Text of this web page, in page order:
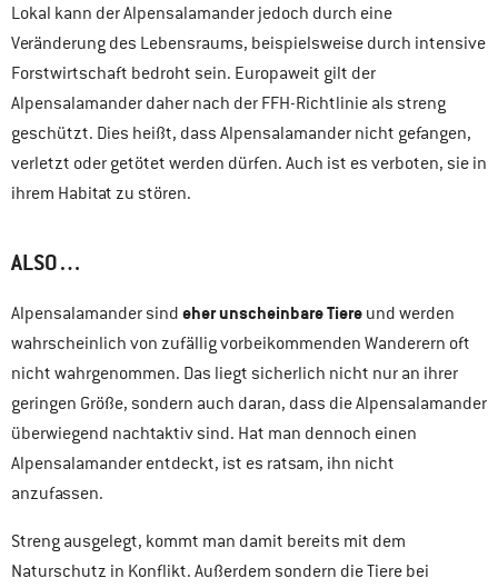
Lokal kann der Alpensalamander jedoch durch eine
Veränderung des Lebensraums, beispielsweise durch intensive
Forstwirtschaft bedroht sein. Europaweit gilt der
Alpensalamander daher nach der FFH-Richtlinie als streng
geschützt. Dies heißt, dass Alpensalamander nicht gefangen,
verletzt oder getötet werden dürfen. Auch ist es verboten, sie in
ihrem Habitat zu stören.
ALSO…
Alpensalamander sind eher unscheinbare Tiere und werden
wahrscheinlich von zufällig vorbeikommenden Wanderern oft
nicht wahrgenommen. Das liegt sicherlich nicht nur an ihrer
geringen Größe, sondern auch daran, dass die Alpensalamander
überwiegend nachtaktiv sind. Hat man dennoch einen
Alpensalamander entdeckt, ist es ratsam, ihn nicht
anzufassen.
Streng ausgelegt, kommt man damit bereits mit dem
Naturschutz in Konflikt. Außerdem sondern die Tiere bei